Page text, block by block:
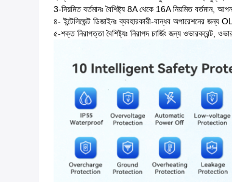
3-নিয়মিত বর্তমানঃ বৈশিষ্ট্য 8A থেকে 16A নিয়মিত বর্তমান,
৪- ইন্টেলিজেন্ট ডিজাইনঃ ব্যবহারকারী-বান্ধব অপারেশনের জন্য
৫-শক্ত নিরাপত্তা বৈশিষ্ট্যঃ নিরাপদ চার্জিং জন্য ওভারকরেন্ট,